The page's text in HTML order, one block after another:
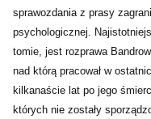
sprawozdania z prasy
psychologicznej.
tomie, jest rozprawa
nad którą pracował w
kilkanaście lat po jego
których nie zostały